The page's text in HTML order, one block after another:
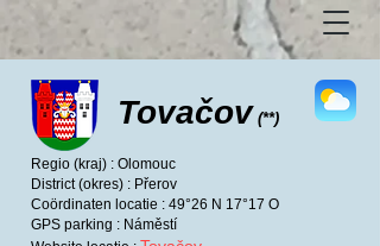
Tovačov (**)
Regio (kraj) : Olomouc
District (okres) : Přerov
Coördinaten locatie : 49°26 N 17°17 O
GPS parking : Náměstí